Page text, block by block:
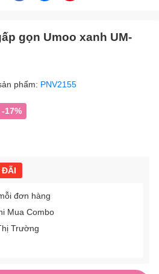
gọn Umoo xanh UM-
phẩm: PNV2155
-17%
ĐÃI
đơn hàng
Mua Combo
Trường